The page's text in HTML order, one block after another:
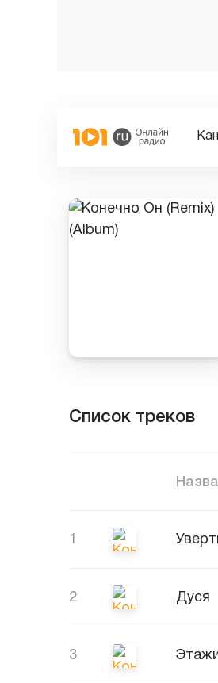
Список треков
1
2 Дуся
3